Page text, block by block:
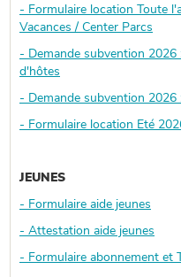
- Formulaire location Toute
Vacances / Center Parcs
- Demande subvention 2026
d'hôtes
- Demande subvention 2026
- Formulaire location Eté
JEUNES
- Formulaire aide jeunes
- Attestation aide jeunes
- Formulaire abonnement et